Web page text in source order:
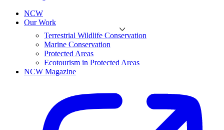
NCW
Our Work
Terrestrial Wildlife Conservation
Marine Conservation
Protected Areas
Ecotourism in Protected Areas
NCW Magazine